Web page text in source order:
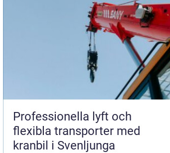
Professionella lyft och
flexibla transporter med
kranbil i Svenljunga